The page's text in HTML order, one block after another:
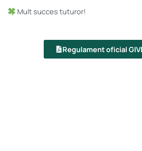
Mult succes tuturor!
Regulament oficial